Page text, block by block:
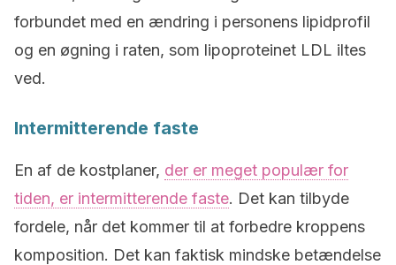
forbundet med en ændring i personens lipidprofil
og en øgning i raten, som lipoproteinet LDL iltes
ved.
Intermitterende faste
En af de kostplaner, der er meget populær for
tiden, er intermitterende faste. Det kan tilbyde
fordele, når det kommer til at forbedre kroppens
komposition. Det kan faktisk mindske betændelse